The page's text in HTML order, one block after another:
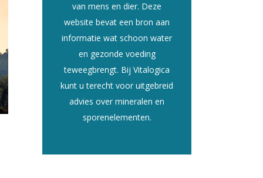
van mens en dier. Deze
website bevat een bron aan
informatie wat schoon water
en gezonde voeding
teweegbrengt. Bij Vitalogica
kunt u terecht voor uitgebreid
advies over mineralen en
sporenelementen.